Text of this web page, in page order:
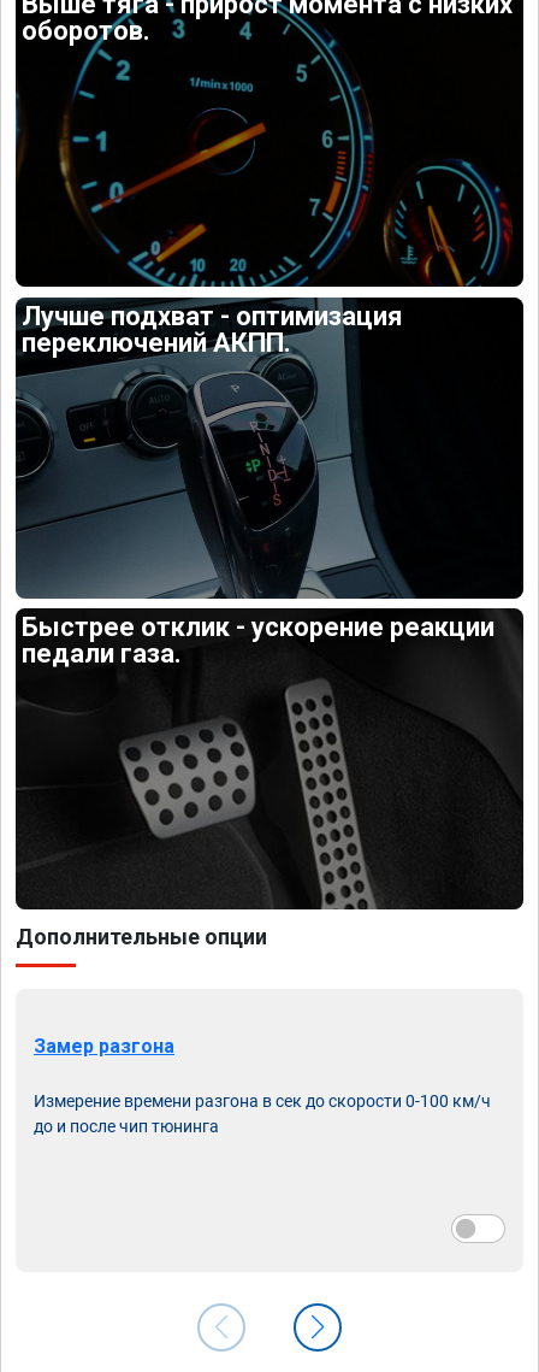
оборотов.
Лучше подхват - оптимизация
переключений АКПП.
Быстрее отклик - ускорение реакции
педали газа.
Дополнительные опции
Замер разгона
Измерение времени разгона в сек до скорости 0-100 км/ч
до и после чип тюнинга